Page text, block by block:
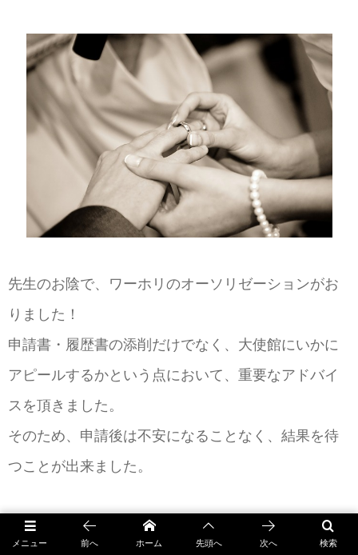
先生のお陰で、ワーホリのオーソリゼーションがお
りました！
申請書・履歴書の添削だけでなく、大使館にいかに
アピールするかという点において、重要なアドバイ
スを頂きました。
そのため、申請後は不安になることなく、結果を待
つことが出来ました。
英会話の授業においては、自然に身に付くように教
メニュー 検索
前へ ホーム 先頭へ 次へ